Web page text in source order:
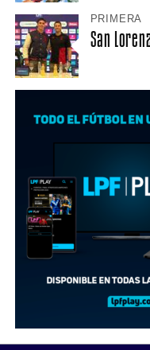
PRIMERA
San